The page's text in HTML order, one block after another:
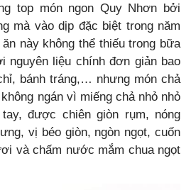
top món ngon Quy Nhơn bởi
mà vào dịp đặc biệt trong năm
này không thể thiếu trong bữa
nguyên liệu chính đơn giản bao
bánh tráng,… nhưng món chả
ngán vì miếng chả nhỏ nhỏ
được chiên giòn rụm, nóng
vị béo giòn, ngòn ngọt, cuốn
và chấm nước mắm chua ngọt